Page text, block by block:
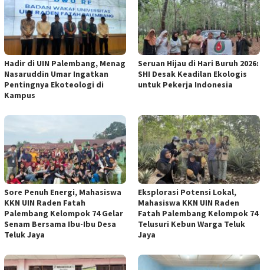
Hadir di UIN Palembang, Menag
Nasaruddin Umar Ingatkan
Pentingnya Ekoteologi di
Kampus
Seruan Hijau di Hari Buruh 2026:
SHI Desak Keadilan Ekologis
untuk Pekerja Indonesia
Sore Penuh Energi, Mahasiswa
KKN UIN Raden Fatah
Palembang Kelompok 74 Gelar
Senam Bersama Ibu-Ibu Desa
Teluk Jaya
Eksplorasi Potensi Lokal,
Mahasiswa KKN UIN Raden
Fatah Palembang Kelompok 74
Telusuri Kebun Warga Teluk
Jaya